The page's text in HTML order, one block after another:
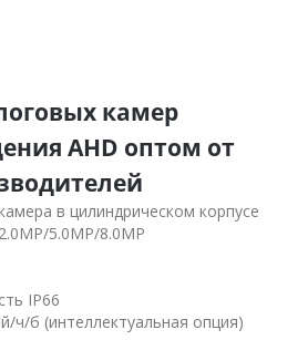
камер
AHD оптом от
в цилиндрическом корпусе
5.0MP/8.0MP
IP66
ч/б (интеллектуальная опция)